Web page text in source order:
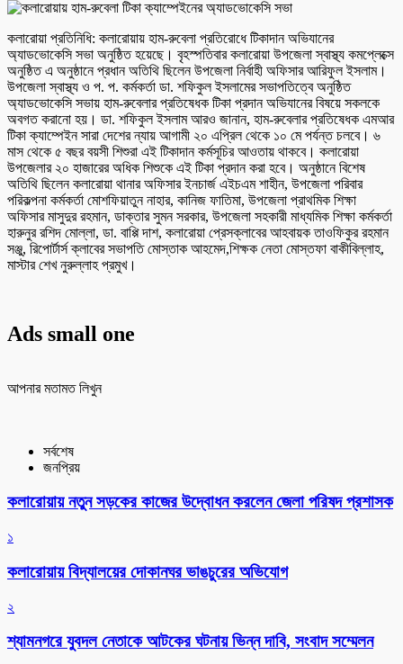
কলারোয়া প্রতিনিধি: কলারোয়ায় হাম-রুবেলা প্রতিরোধে টিকাদান অভিযানের
অ্যাডভোকেসি সভা অনুষ্ঠিত হয়েছে। বৃহস্পতিবার কলারোয়া উপজেলা স্বাস্থ্য কমপ্লেক্সে
অনুষ্ঠিত এ অনুষ্ঠানে প্রধান অতিথি ছিলেন উপজেলা নির্বাহী অফিসার আরিফুল ইসলাম।
উপজেলা স্বাস্থ্য ও প. প. কর্মকর্তা ডা. শফিকুল ইসলামের সভাপতিত্বে অনুষ্ঠিত
অ্যাডভোকেসি সভায় হাম-রুবেলার প্রতিষেধক টিকা প্রদান অভিযানের বিষয়ে সকলকে
অবগত করানো হয়। ডা. শফিকুল ইসলাম আরও জানান, হাম-রুবেলার প্রতিষেধক এমআর
টিকা ক্যাম্পেইন সারা দেশের ন্যায় আগামী ২০ এপ্রিল থেকে ১০ মে পর্যন্ত চলবে। ৬
মাস থেকে ৫ বছর বয়সী শিশুরা এই টিকাদান কর্মসূচির আওতায় থাকবে। কলারোয়া
উপজেলার ২০ হাজারের অধিক শিশুকে এই টিকা প্রদান করা হবে। অনুষ্ঠানে বিশেষ
অতিথি ছিলেন কলারোয়া থানার অফিসার ইনচার্জ এইচএম শাহীন, উপজেলা পরিবার
পরিকল্পনা কর্মকর্তা মোশফিয়াতুন নাহার, কানিজ ফাতিমা, উপজেলা প্রাথমিক শিক্ষা
অফিসার মাসুদুর রহমান, ডাক্তার সুমন সরকার, উপজেলা সহকারী মাধ্যমিক শিক্ষা কর্মকর্তা
হারুনুর রশিদ মোল্লা, ডা. বাপ্পি দাশ, কলারোয়া প্রেসক্লাবের আহবায়ক তাওফিকুর রহমান
সঞ্জু, রিপোর্টার্স ক্লাবের সভাপতি মোস্তাক আহমেদ,শিক্ষক নেতা মোস্তফা বাকীবিল্লাহ,
মাস্টার শেখ নুরুল্লাহ প্রমুখ।
Ads small one
আপনার মতামত লিখুন
সর্বশেষ
জনপ্রিয়
কলারোয়ায় নতুন সড়কের কাজের উদ্বোধন করলেন জেলা পরিষদ প্রশাসক
১
কলারোয়ায় বিদ্যালয়ের দোকানঘর ভাঙচুরের অভিযোগ
২
শ্যামনগরে যুবদল নেতাকে আটকের ঘটনায় ভিন্ন দাবি, সংবাদ সম্মেলন